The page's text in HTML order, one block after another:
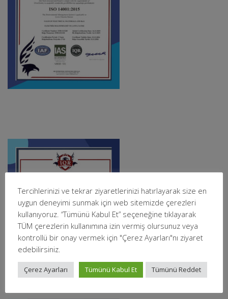
Tercihlerinizi ve tekrar ziyaretlerinizi hatırlayarak size en
uygun deneyimi sunmak için web sitemizde çerezleri
kullanıyoruz. “Tümünü Kabul Et” seçeneğine tıklayarak
TÜM çerezlerin kullanımına izin vermiş olursunuz veya
kontrollü bir onay vermek için "Çerez Ayarları"nı ziyaret
edebilirsiniz.
Çerez Ayarları Tümünü Kabul Et Tümünü Reddet